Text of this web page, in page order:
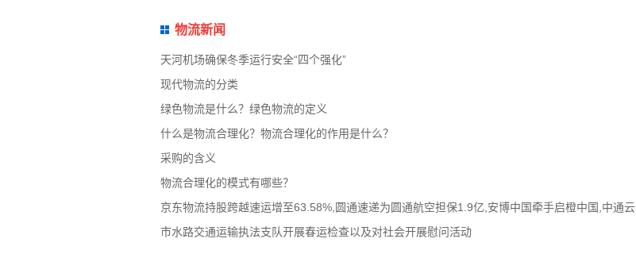
物流新闻
天河机场确保冬季运行安全“四个强化”
现代物流的分类
绿色物流是什么？绿色物流的定义
什么是物流合理化？物流合理化的作用是什么？
采购的含义
物流合理化的模式有哪些？
京东物流持股跨越速运增至63.58%,圆通速递为圆通航空担保1.9亿,安博中国牵手启橙中国,中通云
市水路交通运输执法支队开展春运检查以及对社会开展慰问活动